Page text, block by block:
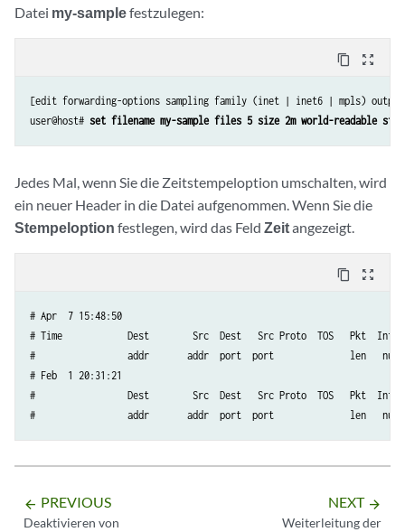
Datei my-samplefestzulegen:
content_copy zoom_out_map
[edit forwarding-options sampling family (inet | inet6 | mpls)
user@host# set filename my-sample files 5 size 2m world-readable
Jedes Mal, wenn Sie die Zeitstempeloption umschalten, wird
ein neuer Header in die Datei aufgenommen. Wenn Sie die
Stempeloption festlegen, wird das Feld Zeitangezeigt.
content_copy zoom_out_map
# Apr  7 15:48:50
# Time            Dest        Src  Dest   Src Proto  TOS   Pkt  Intf
#                 addr       addr  port  port              len   num
# Feb  1 20:31:21
#                 Dest        Src  Dest   Src Proto  TOS   Pkt  Intf
#                 addr       addr  port  port              len   num
arrow_backward PREVIOUS
Deaktivieren von
NEXT arrow_forward
Weiterleitung der